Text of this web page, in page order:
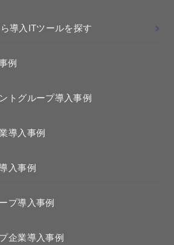
導入ITツールを探す
例
トグループ導入事例
導入事例
入事例
プ導入事例
企業導入事例